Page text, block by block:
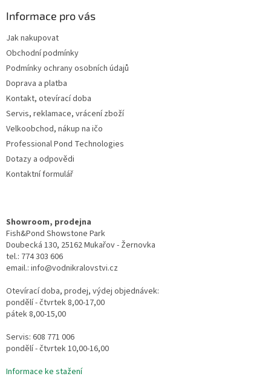
Informace pro vás
Jak nakupovat
Obchodní podmínky
Podmínky ochrany osobních údajů
Doprava a platba
Kontakt, otevírací doba
Servis, reklamace, vrácení zboží
Velkoobchod, nákup na ičo
Professional Pond Technologies
Dotazy a odpovědi
Kontaktní formulář
Showroom, prodejna
Fish&Pond Showstone Park
Doubecká 130, 25162 Mukařov - Žernovka
tel.: 774 303 606
email.: info@vodnikralovstvi.cz
Otevírací doba, prodej, výdej objednávek:
pondělí - čtvrtek 8,00-17,00
pátek 8,00-15,00
Servis: 608 771 006
pondělí - čtvrtek 10,00-16,00
Informace ke stažení